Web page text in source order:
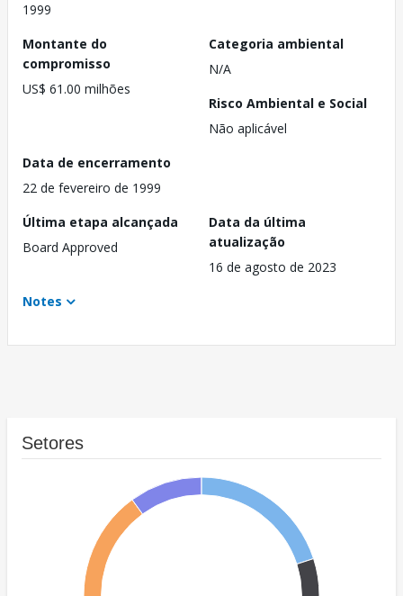
1999
Montante do
compromisso
US$ 61.00 milhões
Categoria ambiental
N/A
Risco Ambiental e Social
Não aplicável
Data de encerramento
22 de fevereiro de 1999
Última etapa alcançada
Board Approved
Data da última
atualização
16 de agosto de 2023
Notes
Setores